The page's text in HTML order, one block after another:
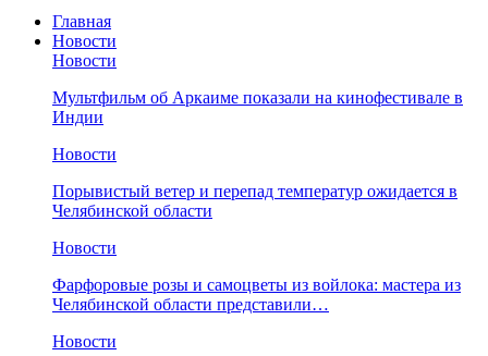
Главная
Новости
Новости
Мультфильм об Аркаиме показали на кинофестивале в
Индии
Новости
Порывистый ветер и перепад температур ожидается в
Челябинской области
Новости
Фарфоровые розы и самоцветы из войлока: мастера из
Челябинской области представили…
Новости